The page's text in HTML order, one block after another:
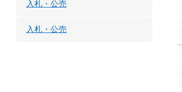
入札・公売
入札・公売